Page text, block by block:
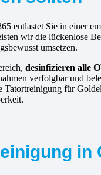
entlastet Sie in einer
wir die lückenlose
umsetzen.
desinfizieren alle
verfolgbar und
für
in